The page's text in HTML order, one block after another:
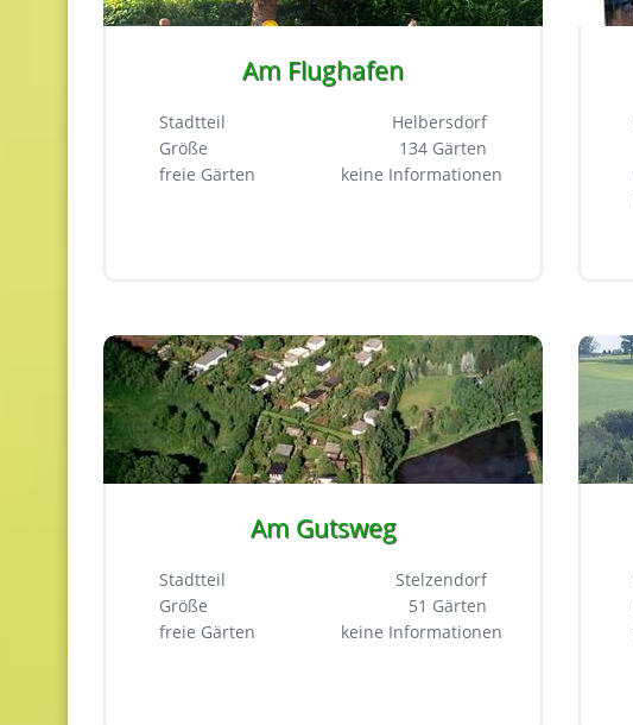
Am Flughafen
Stadtteil
Helbersdorf
Größe
134 Gärten
freie Gärten
keine Informationen
Am Gutsweg
Stadtteil
Stelzendorf
Größe
51 Gärten
freie Gärten
keine Informationen